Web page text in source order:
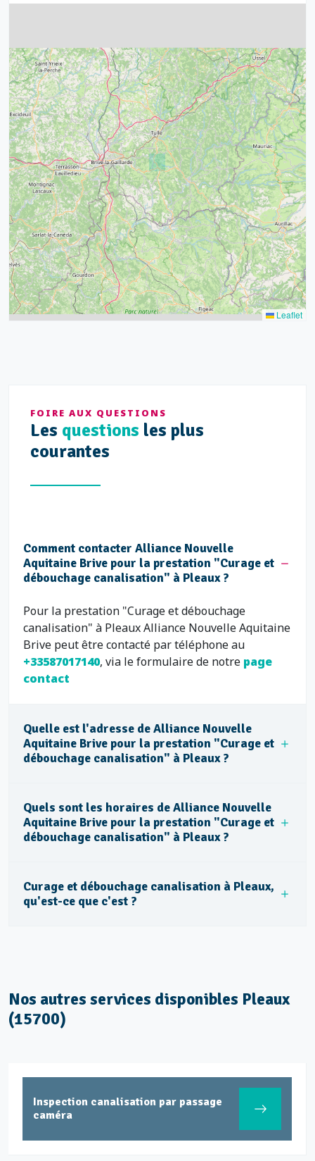
4
15
21
14
32
39
52 68
43
Leaflet
FOIRE AUX QUESTIONS
Les questions les plus
courantes
Comment contacter Alliance Nouvelle
Aquitaine Brive pour la prestation "Curage et
débouchage canalisation" à Pleaux ?
Pour la prestation "Curage et débouchage
canalisation" à Pleaux Alliance Nouvelle Aquitaine
Brive peut être contacté par téléphone au
+33587017140, via le formulaire de notre page
contact
Quelle est l'adresse de Alliance Nouvelle
Aquitaine Brive pour la prestation "Curage et
débouchage canalisation" à Pleaux ?
Quels sont les horaires de Alliance Nouvelle
Aquitaine Brive pour la prestation "Curage et
débouchage canalisation" à Pleaux ?
Curage et débouchage canalisation à Pleaux,
qu'est-ce que c'est ?
Nos autres services disponibles Pleaux
(15700)
Inspection canalisation par passage
caméra